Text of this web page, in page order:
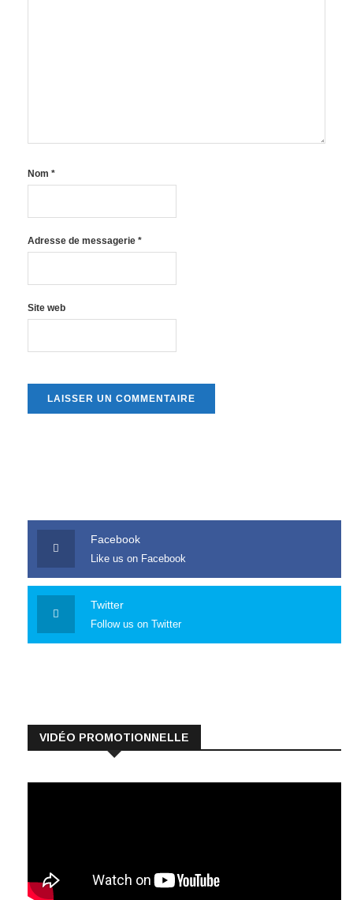
Nom *
Adresse de messagerie *
Site web
Facebook
Like us on Facebook
Twitter
Follow us on Twitter
VIDÉO PROMOTIONNELLE